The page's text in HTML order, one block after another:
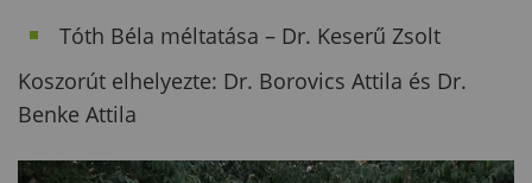
Tóth Béla méltatása – Dr. Keserű Zsolt
Koszorút elhelyezte: Dr. Borovics Attila és Dr.
Benke Attila